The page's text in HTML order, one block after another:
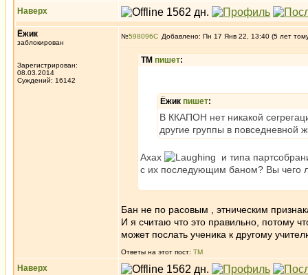
Наверх
Ёжик
заблокирован
Зарегистрирован:
08.03.2014
Суждений: 16142
№598096 Добавлено: Пн 17 Янв 22, 13:40 (5 лет
ТМ пишет:
Ёжик пишет:
В ККАПОН нет никакой
другие группы в повседневной
Ахах
и типа
с их последующим баном? Вы чего
Бан не по расовым , этническим
И я считаю что это правильно, потому
может послать ученика к другому
Ответы на этот пост: ТМ
Наверх